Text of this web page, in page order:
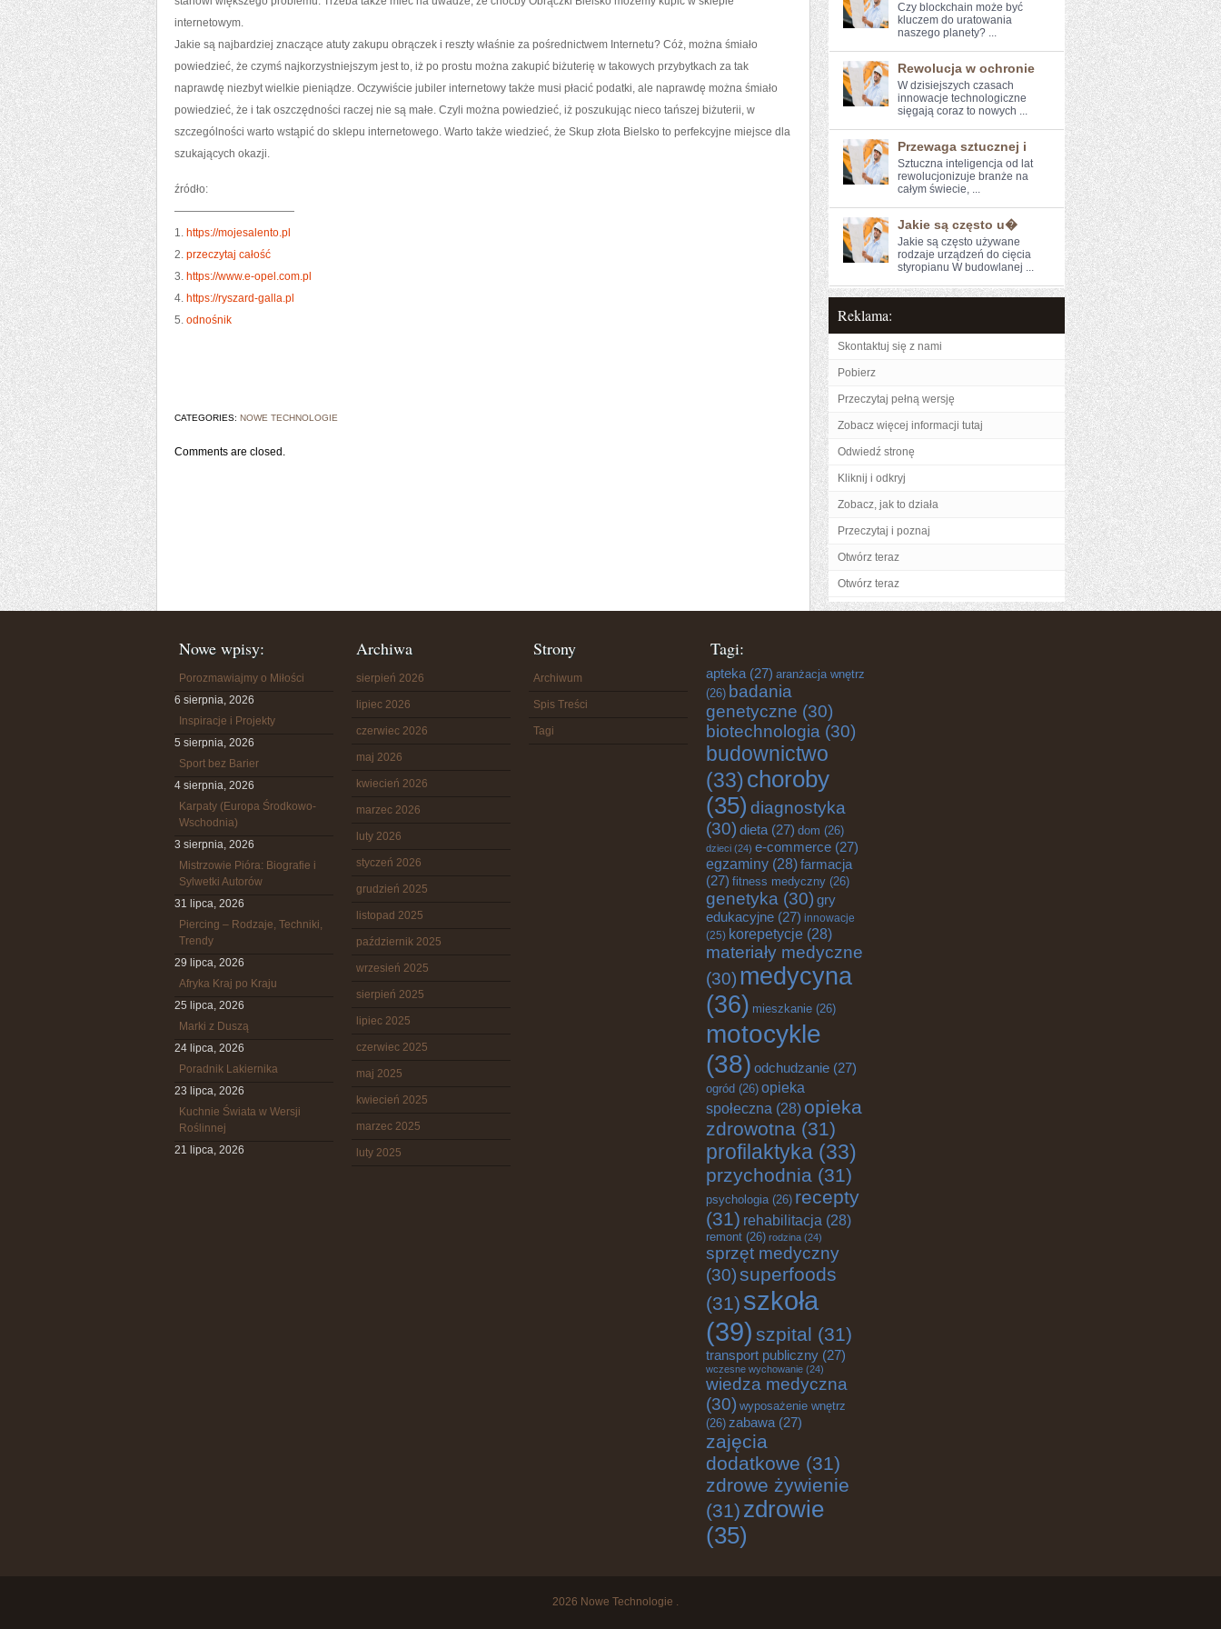
internetowym.
Jakie są najbardziej znaczące atuty zakupu obrączek i reszty właśnie za pośrednictwem Internetu? Cóż, można śmiało
powiedzieć, że czymś najkorzystniejszym jest to, iż po prostu można zakupić biżuterię w takowych przybytkach za tak
naprawdę niezbyt wielkie pieniądze. Oczywiście jubiler internetowy także musi płacić podatki, ale naprawdę można śmiało
powiedzieć, że i tak oszczędności raczej nie są małe. Czyli można powiedzieć, iż poszukując nieco tańszej biżuterii, w
szczególności warto wstąpić do sklepu internetowego. Warto także wiedzieć, że Skup złota Bielsko to perfekcyjne miejsce dla
szukających okazji.
źródło:
———————————
1. https://mojesalento.pl
2. przeczytaj całość
3. https://www.e-opel.com.pl
4. https://ryszard-galla.pl
5. odnośnik
CATEGORIES: NOWE TECHNOLOGIE
Comments are closed.
Czy blockchain może być
kluczem do uratowania
naszego ⁣planety? ...
Rewolucja w ochronie
W dzisiejszych czasach‍
innowacje technologiczne
sięgają coraz to nowych ...
Przewaga sztucznej i
Sztuczna inteligencja od lat
rewolucjonizuje ⁢branże na
całym świecie, ...
Jakie są często u�
Jakie są często używane
rodzaje urządzeń do cięcia
styropianu W budowlanej ...
Reklama:
Skontaktuj się z nami
Pobierz
Przeczytaj pełną wersję
Zobacz więcej informacji tutaj
Odwiedź stronę
Kliknij i odkryj
Zobacz, jak to działa
Przeczytaj i poznaj
Otwórz teraz
Otwórz teraz
Nowe wpisy:
Porozmawiajmy o Miłości
6 sierpnia, 2026
Inspiracje i Projekty
5 sierpnia, 2026
Sport bez Barier
4 sierpnia, 2026
Karpaty (Europa Środkowo-
Wschodnia)
3 sierpnia, 2026
Mistrzowie Pióra: Biografie i
Sylwetki Autorów
31 lipca, 2026
Piercing – Rodzaje, Techniki,
Trendy
29 lipca, 2026
Afryka Kraj po Kraju
25 lipca, 2026
Marki z Duszą
24 lipca, 2026
Poradnik Lakiernika
23 lipca, 2026
Kuchnie Świata w Wersji
Roślinnej
21 lipca, 2026
Archiwa
sierpień 2026
lipiec 2026
czerwiec 2026
maj 2026
kwiecień 2026
marzec 2026
luty 2026
styczeń 2026
grudzień 2025
listopad 2025
październik 2025
wrzesień 2025
sierpień 2025
lipiec 2025
czerwiec 2025
maj 2025
kwiecień 2025
marzec 2025
luty 2025
Strony
Archiwum
Spis Treści
Tagi
Tagi:
apteka (27) aranżacja wnętrz
(26) badania
genetyczne (30)
biotechnologia (30)
budownictwo
(33)choroby
(35) diagnostyka
(30) dieta (27) dom (26)
dzieci (24) e-commerce (27)
egzaminy (28)farmacja
(27) fitness medyczny (26)
genetyka (30) gry
edukacyjne (27) innowacje
(25) korepetycje (28)
materiały medyczne
(30) medycyna
(36) mieszkanie (26)
motocykle
(38) odchudzanie (27)
ogród (26) opieka
społeczna (28) opieka
zdrowotna (31)
profilaktyka (33)
przychodnia (31)
psychologia(26) recepty
(31) rehabilitacja (28)
remont (26) rodzina (24)
sprzęt medyczny
(30)superfoods
(31) szkoła
(39) szpital (31)
transport publiczny (27)
wczesne wychowanie (24)
wiedza medyczna
(30) wyposażenie wnętrz
(26) zabawa (27)
zajęcia
dodatkowe (31)
zdrowe żywienie
(31) zdrowie
(35)
2026 Nowe Technologie .